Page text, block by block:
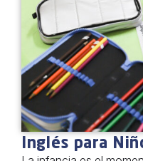
Inglés para